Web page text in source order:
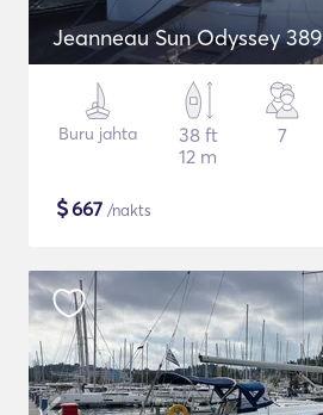
Jeanneau Sun Odyssey 389
Buru jahta
38 ft
12 m
7
$667 /nakts